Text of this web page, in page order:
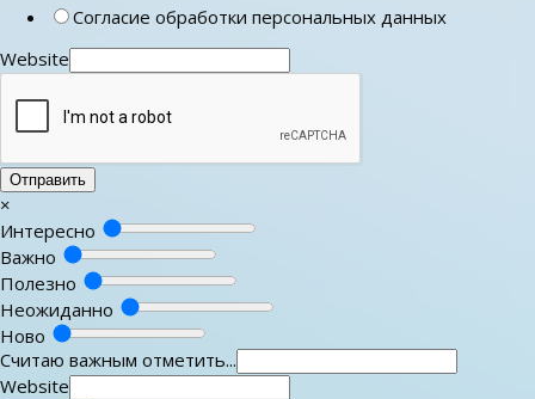
Согласие обработки персональных данных
Website
Отправить
×
Интересно
Важно
Полезно
Неожиданно
Ново
Считаю важным отметить...
Website